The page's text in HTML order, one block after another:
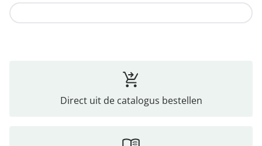
Direct uit de catalogus bestellen